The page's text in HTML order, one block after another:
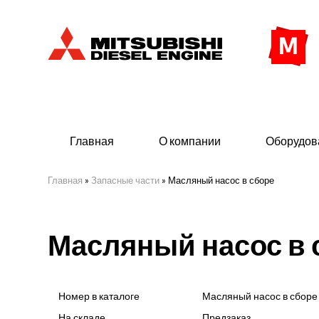
Главная О компании
- Индустриального исполнения
- ДГУ
-
(380
Главная » Запасные части » Масляный насос в сборе
Масляный насос в
Номер в каталоге
Масляный насос в